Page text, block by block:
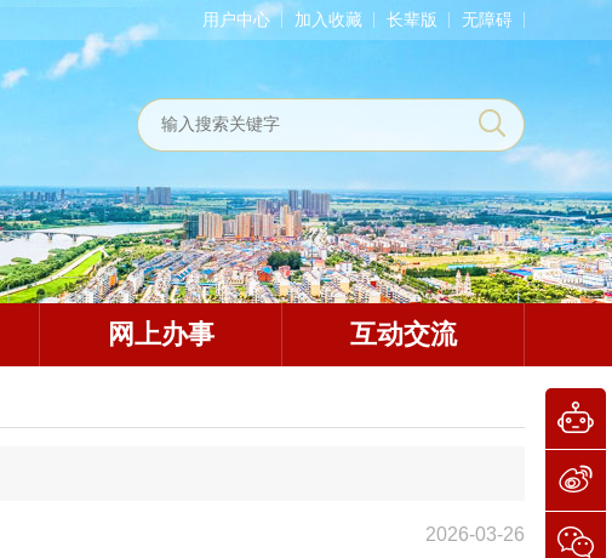
用户中心 加入收藏 长辈版 无障碍
网上办事 互动交流
2026-03-26